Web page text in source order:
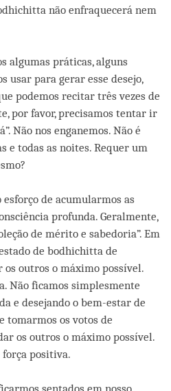
não enfraquecerá nem
algumas práticas, alguns
usar para gerar esse desejo,
podemos recitar três vezes de
por favor, precisamos tentar ir
Não nos enganemos. Não é
e todas as noites. Requer um
de acumularmos as
profunda. Geralmente,
de mérito e sabedoria”. Em
de bodhichitta de
os outros o máximo possível.
Não ficamos simplesmente
e desejando o bem-estar de
tomarmos os votos de
os outros o máximo possível.
positiva.